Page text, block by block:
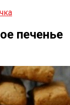
печенье